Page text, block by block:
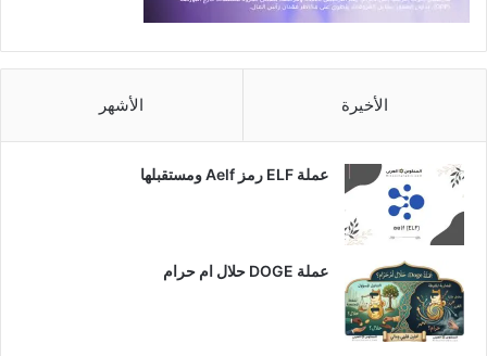
الأخيرة الأشهر
عملة ELF رمز Aelf ومستقبلها
عملة DOGE حلال ام حرام